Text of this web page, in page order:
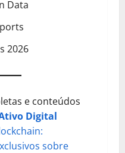
Data
2026
e conteúdos
Digital
sobre